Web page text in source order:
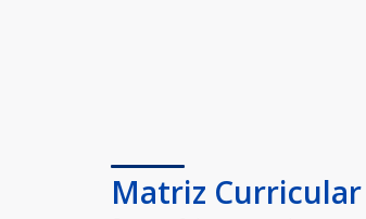
Matriz Curricular